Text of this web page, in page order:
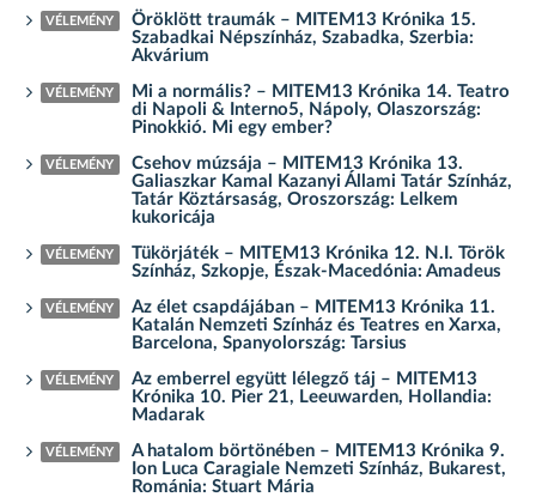
VÉLEMÉNY
Öröklött traumák – MITEM13 Krónika 15.
Szabadkai Népszínház, Szabadka, Szerbia:
Akvárium
VÉLEMÉNY
Mi a normális? – MITEM13 Krónika 14. Teatro
di Napoli & Interno5, Nápoly, Olaszország:
Pinokkió. Mi egy ember?
VÉLEMÉNY
Csehov múzsája – MITEM13 Krónika 13.
Galiaszkar Kamal Kazanyi Állami Tatár Színház,
Tatár Köztársaság, Oroszország: Lelkem
kukoricája
VÉLEMÉNY
Tükörjáték – MITEM13 Krónika 12. N.I. Török
Színház, Szkopje, Észak-Macedónia: Amadeus
VÉLEMÉNY
Az élet csapdájában – MITEM13 Krónika 11.
Katalán Nemzeti Színház és Teatres en Xarxa,
Barcelona, Spanyolország: Tarsius
VÉLEMÉNY
Az emberrel együtt lélegző táj – MITEM13
Krónika 10. Pier 21, Leeuwarden, Hollandia:
Madarak
VÉLEMÉNY
A hatalom börtönében – MITEM13 Krónika 9.
Ion Luca Caragiale Nemzeti Színház, Bukarest,
Románia: Stuart Mária